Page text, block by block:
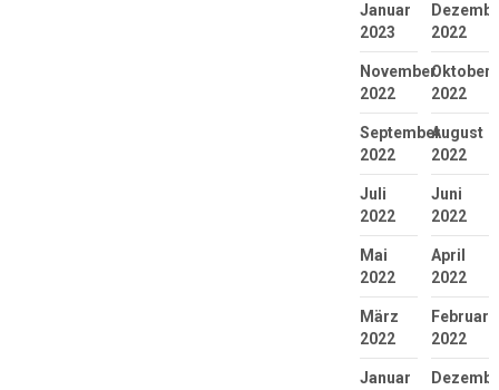
Januar
2023
2022
November
2022
Oktober
2022
September
2022
August
2022
Juli
2022
Juni
2022
Mai
2022
April
2022
März
2022
Februar
2022
Januar